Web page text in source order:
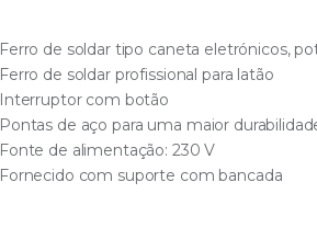
Ferro de soldar tipo caneta eletrónicos,
Ferro de soldar profissional para latão
Interruptor com botão
Pontas de aço para uma maior
Fonte de alimentação: 230 V
Fornecido com suporte com bancada